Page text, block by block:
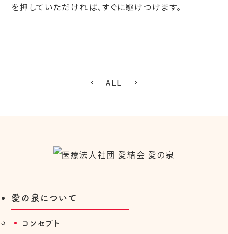
を押していただければ、すぐに駆けつけます。
ALL
愛の泉について
コンセプト